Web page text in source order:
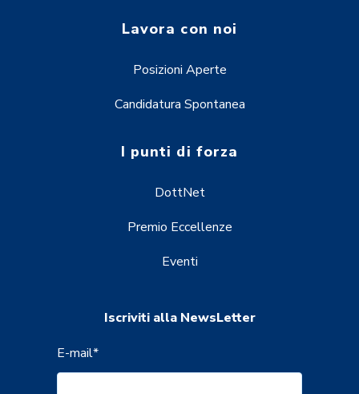
Lavora con noi
Posizioni Aperte
Candidatura Spontanea
I punti di forza
DottNet
Premio Eccellenze
Eventi
Iscriviti alla NewsLetter
E-mail*